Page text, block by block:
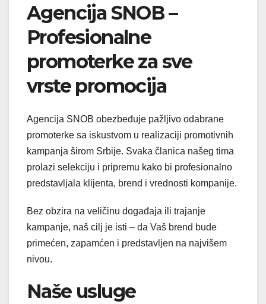
Agencija SNOB –
Profesionalne
promoterke za sve
vrste promocija
Agencija SNOB obezbeđuje pažljivo odabrane
promoterke sa iskustvom u realizaciji promotivnih
kampanja širom Srbije. Svaka članica našeg tima
prolazi selekciju i pripremu kako bi profesionalno
predstavljala klijenta, brend i vrednosti kompanije.
Bez obzira na veličinu događaja ili trajanje
kampanje, naš cilj je isti – da Vaš brend bude
primećen, zapamćen i predstavljen na najvišem
nivou.
Naše usluge